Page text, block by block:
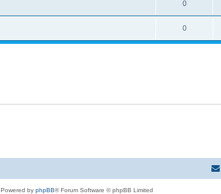
0
0
Powered by phpBB® Forum Software © phpBB Limited